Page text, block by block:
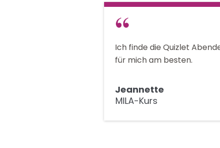
Ich finde die Quizlet
für mich am besten.
Jeannette
MILA-Kurs